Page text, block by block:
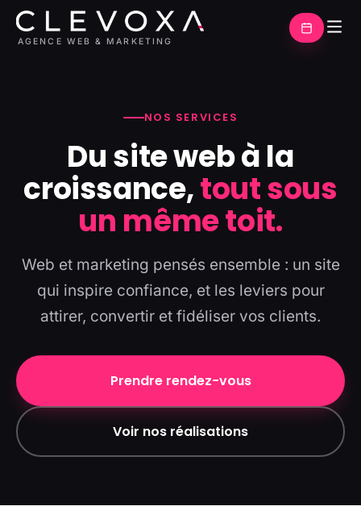
AGENCE WEB & MARKETING
NOS SERVICES
Du site web à la
croissance,tout sous
un même toit.
Web et marketing pensés ensemble : un site
qui inspire confiance, et les leviers pour
attirer, convertir et fidéliser vos clients.
Prendre rendez-vous
Voir nos réalisations